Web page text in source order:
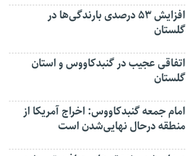
افزایش ۵۳ درصدی بارندگی‌ها در
گلستان
اتفاقی عجیب در‌ گنبدکاووس و استان
گلستان
امام جمعه گنبدکاووس: اخراج آمریکا از
منطقه درحال نهایی‌شدن است